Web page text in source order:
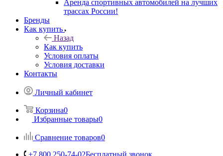
Аренда спортивных автомобилей на лучших
трассах России!
Бренды
Как купить
Назад
Как купить
Условия оплаты
Условия доставки
Контакты
Личный кабинет
Корзина0
Избранные товары0
Сравнение товаров0
+7 800 250-74-02Бесплатный звонок